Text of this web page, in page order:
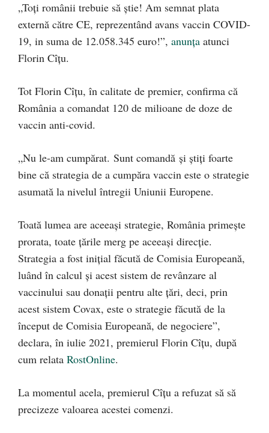
„Toți românii trebuie să știe! Am semnat plata
externă către CE, reprezentând avans vaccin COVID-
19, in suma de 12.058.345 euro!”, anunța atunci
Florin Cîțu.
Tot Florin Cîțu, în calitate de premier, confirma că
România a comandat 120 de milioane de doze de
vaccin anti-covid.
„Nu le-am cumpărat. Sunt comandă și știți foarte
bine că strategia de a cumpăra vaccin este o strategie
asumată la nivelul întregii Uniunii Europene.
Toată lumea are aceeași strategie, România primește
prorata, toate ţările merg pe aceeași direcție.
Strategia a fost inițial făcută de Comisia Europeană,
luând în calcul și acest sistem de revânzare al
vaccinului sau donaţii pentru alte ţări, deci, prin
acest sistem Covax, este o strategie făcută de la
început de Comisia Europeană, de negociere”,
declara, în iulie 2021, premierul Florin Cîțu, după
cum relata RostOnline.
La momentul acela, premierul Cîțu a refuzat să să
precizeze valoarea acestei comenzi.